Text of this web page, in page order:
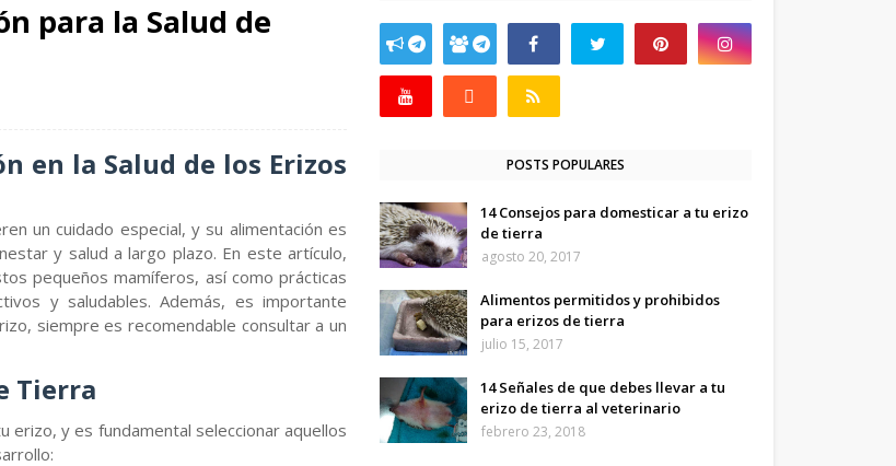
para la Salud de
en la Salud de los Erizos
un cuidado especial, y su alimentación es
y salud a largo plazo. En este artículo,
pequeños mamíferos, así como prácticas
y saludables. Además, es importante
siempre es recomendable consultar a un
Tierra
y es fundamental seleccionar aquellos
POSTS POPULARES
14 Consejos para domesticar a tu erizo
de tierra
agosto 20, 2017
Alimentos permitidos y prohibidos
para erizos de tierra
julio 15, 2017
14 Señales de que debes llevar a tu
erizo de tierra al veterinario
febrero 23, 2018